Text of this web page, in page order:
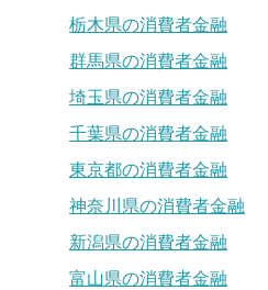
栃木県の消費者金融
群馬県の消費者金融
埼玉県の消費者金融
千葉県の消費者金融
東京都の消費者金融
神奈川県の消費者金融
新潟県の消費者金融
富山県の消費者金融